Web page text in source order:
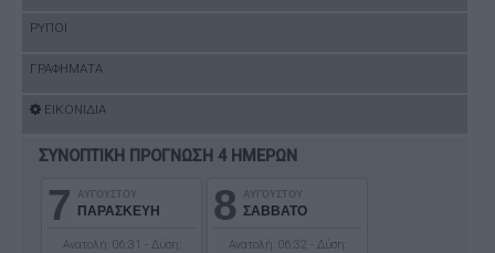
ΡΥΠΟΙ
ΓΡΑΦΗΜΑΤΑ
ΕΙΚΟΝΙΔΙΑ
ΣΥΝΟΠΤΙΚΗ ΠΡΟΓΝΩΣΗ 4 ΗΜΕΡΩΝ
7 ΑΥΓΟΥΣΤΟΥ
ΠΑΡΑΣΚΕΥΗ
Ανατολή: 06:31 - Δύση:
8 ΑΥΓΟΥΣΤΟΥ
ΣΑΒΒΑΤΟ
Ανατολή: 06:32 - Δύση: